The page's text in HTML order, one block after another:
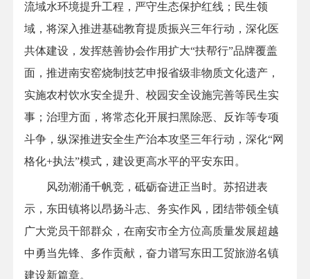
流域水环境提升工程，严守生态保护红线；民生领
域，将深入推进基础教育提质振兴三年行动，深化医
共体建设，发挥慈善协会作用扩大“扶帮行”品牌覆盖
面，推进南安窑烧制技艺申报省级非物质文化遗产，
实施农村饮水安全提升、校园安全设施完善等民生实
事；治理方面，将常态化开展扫黑除恶、反诈等专项
斗争，纵深推进安全生产治本攻坚三年行动，深化“网
格化+执法”模式，建设更高水平的平安东田。
风劲潮涌千帆竞，砥砺奋进正当时。苏招进表
示，东田镇将以昂扬斗志、务实作风，团结带领全镇
广大党员干部群众，在南安市全方位高质量发展超越
中勇当先锋、多作贡献，奋力谱写东田工贸旅游名镇
建设新篇章。